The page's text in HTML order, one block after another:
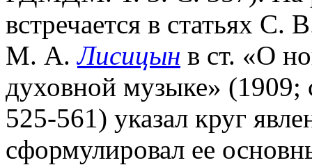
встречается в статьях С.
М. А.Лисицын в ст. «О
духовной музыке»
525-561) указал круг
сформулировал ее